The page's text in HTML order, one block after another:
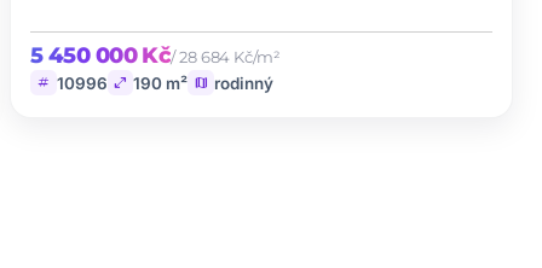
5 450 000 Kč/ 28 684 Kč/m²
tag 10996 open_in_full 190 m² map rodinný